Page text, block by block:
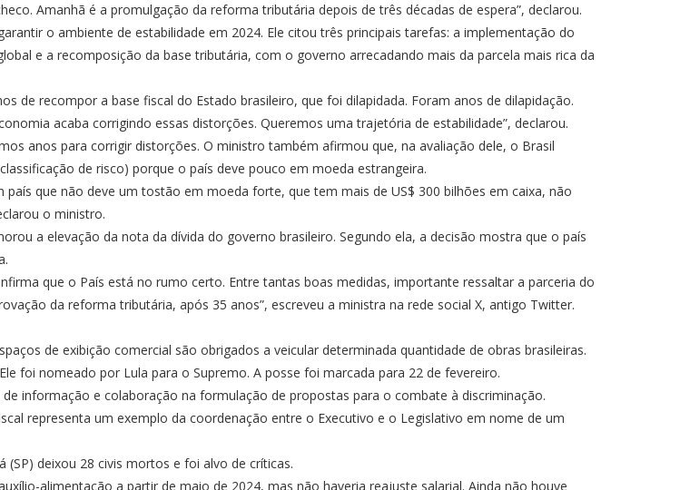
Amanhã é a promulgação da reforma tributária depois de três décadas de espera”, declarou.
o ambiente de estabilidade em 2024. Ele citou três principais tarefas: a implementação do
e a recomposição da base tributária, com o governo arrecadando mais da parcela mais rica da
de recompor a base fiscal do Estado brasileiro, que foi dilapidada. Foram anos de dilapidação.
acaba corrigindo essas distorções. Queremos uma trajetória de estabilidade”, declarou.
anos para corrigir distorções. O ministro também afirmou que, na avaliação dele, o Brasil
de risco) porque o país deve pouco em moeda estrangeira.
que não deve um tostão em moeda forte, que tem mais de US$ 300 bilhões em caixa, não
o ministro.
a elevação da nota da dívida do governo brasileiro. Segundo ela, a decisão mostra que o país
que o País está no rumo certo. Entre tantas boas medidas, importante ressaltar a parceria do
da reforma tributária, após 35 anos”, escreveu a ministra na rede social X, antigo Twitter.
de exibição comercial são obrigados a veicular determinada quantidade de obras brasileiras.
foi nomeado por Lula para o Supremo. A posse foi marcada para 22 de fevereiro.
informação e colaboração na formulação de propostas para o combate à discriminação.
representa um exemplo da coordenação entre o Executivo e o Legislativo em nome de um
(SP) deixou 28 civis mortos e foi alvo de críticas.
alimentação a partir de maio de 2024, mas não haveria reajuste salarial. Ainda não houve